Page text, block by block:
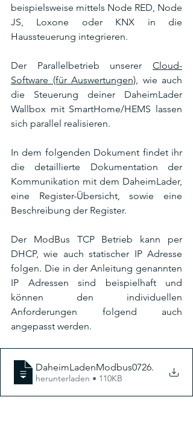
beispielsweise mittels Node RED, Node
JS, Loxone oder KNX in die
Haussteuerung integrieren.
Der Parallelbetrieb unserer Cloud-
Software (für Auswertungen), wie auch
die Steuerung deiner DaheimLader
Wallbox mit SmartHome/HEMS lassen
sich parallel realisieren.
In dem folgenden Dokument findet ihr
die detaillierte Dokumentation der
Kommunikation mit dem DaheimLader,
eine Register-Übersicht, sowie eine
Beschreibung der Register.
Der ModBus TCP Betrieb kann per
DHCP, wie auch statischer IP Adresse
folgen. Die in der Anleitung genannten
IP Adressen sind beispielhaft und
können den individuellen
Anforderungen folgend auch
angepasst werden.
DaheimLadenModbus0726.
herunterladen • 110KB